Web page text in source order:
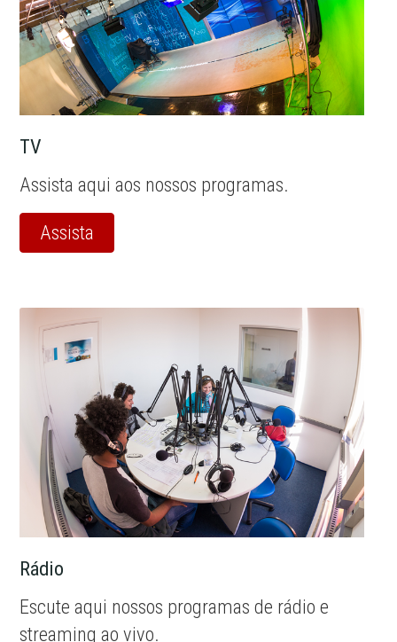
TV
Assista aqui aos nossos programas.
Assista
Rádio
Escute aqui nossos programas de rádio e
streaming ao vivo.